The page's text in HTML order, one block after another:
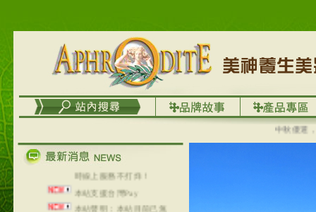
中秋優選，大
在外租屋者、居住處無管
理員、不方便在工作地點
取件者，歡迎多多使用
【郵局i郵箱】的服務喔～
【i郵箱】設立的地點，請
進入內頁連結～
Line@aphrodite2020 24小
時線上服務不打烊！
本站支援台灣Pay
本站聲明：本站目前已無
和葛堡國際有限公司任何